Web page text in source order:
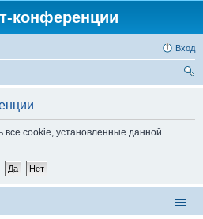
конференции
Вход
все cookie, установленные данной